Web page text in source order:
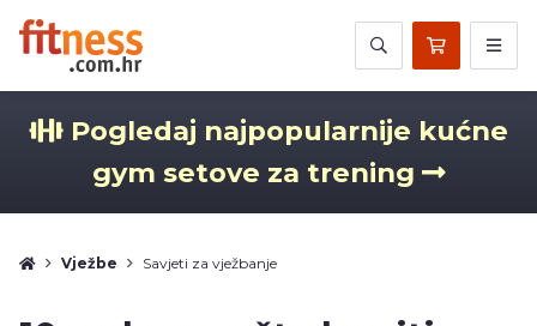
Pogledaj najpopularnije kućne
gym setove za trening
Vježbe Savjeti za vježbanje